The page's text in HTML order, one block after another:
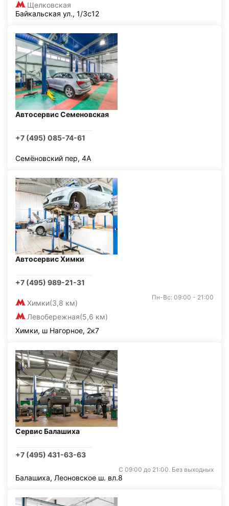
Щелковская
Байкальская ул., 1/3с12
Автосервис Семеновская
+7 (495) 085-74-61
Семёновский пер, 4А
Автосервис Химки
+7 (495) 989-21-31
Химки(3,8 км)
Левобережная(5,6 км)
Пн-Вс: 09:00 - 21:00
Химки, ш Нагорное, 2к7
Сервис Балашиха
+7 (495) 431-63-63
С 09:00 до 21:00. Без выходных
Балашиха, Леоновское ш. вл.8